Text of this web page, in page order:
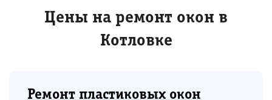
Цены на ремонт окон в
Котловке
Ремонт пластиковых окон